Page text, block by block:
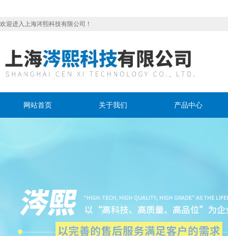
欢迎进入上海涔熙科技有限公司！
网站首页 关于我们 产品中心